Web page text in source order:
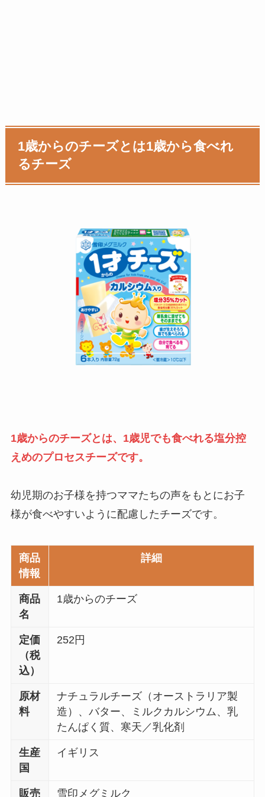
1歳からのチーズとは1歳から食べれ
るチーズ
1歳からのチーズとは、1歳児でも食べれる塩分控
えめのプロセスチーズです。
幼児期のお子様を持つママたちの声をもとにお子
様が食べやすいように配慮したチーズです。
商品
情報
詳細
商品
名
1歳からのチーズ
定価
（税
込）
252円
原材
料
ナチュラルチーズ（オーストラリア製
造）、バター、ミルクカルシウム、乳
たんぱく質、寒天／乳化剤
生産
国
イギリス
販売 雪印メグミルク